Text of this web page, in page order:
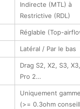
Indirecte (MTL) à
Restrictive (RDL)
Réglable (Top-
Latéral / Par le bas
Drag S2, X2, S3,
Pro 2…
Uniquement
(>= 0.3ohm